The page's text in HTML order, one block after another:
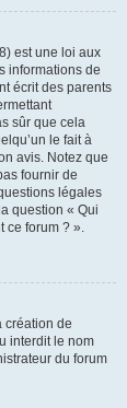
est une loi aux
informations de
écrit des parents
sûr que cela
le fait à
avis. Notez que
fournir de
légales
question « Qui
ce forum ? ».
création de
interdit le nom
du forum